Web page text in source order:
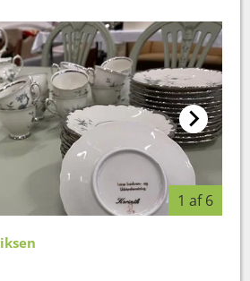
1 af 6